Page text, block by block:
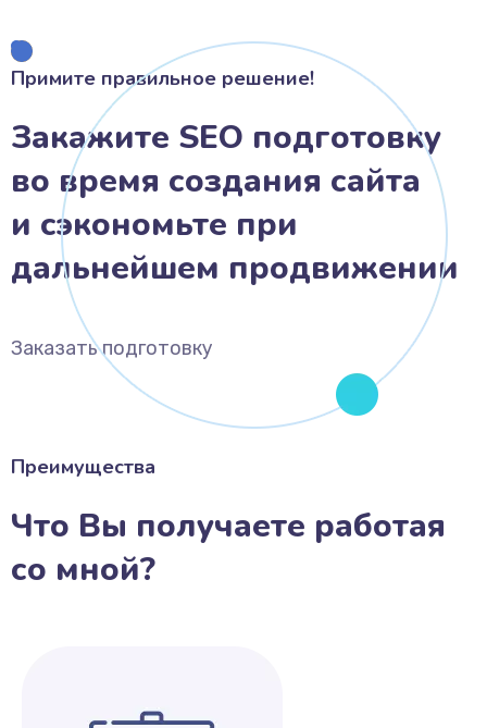
Примите правильное решение!
Закажите SEO подготовку
во время создания сайта
и сэкономьте при
дальнейшем продвижении
Заказать подготовку
Преимущества
Что Вы получаете работая
со мной?